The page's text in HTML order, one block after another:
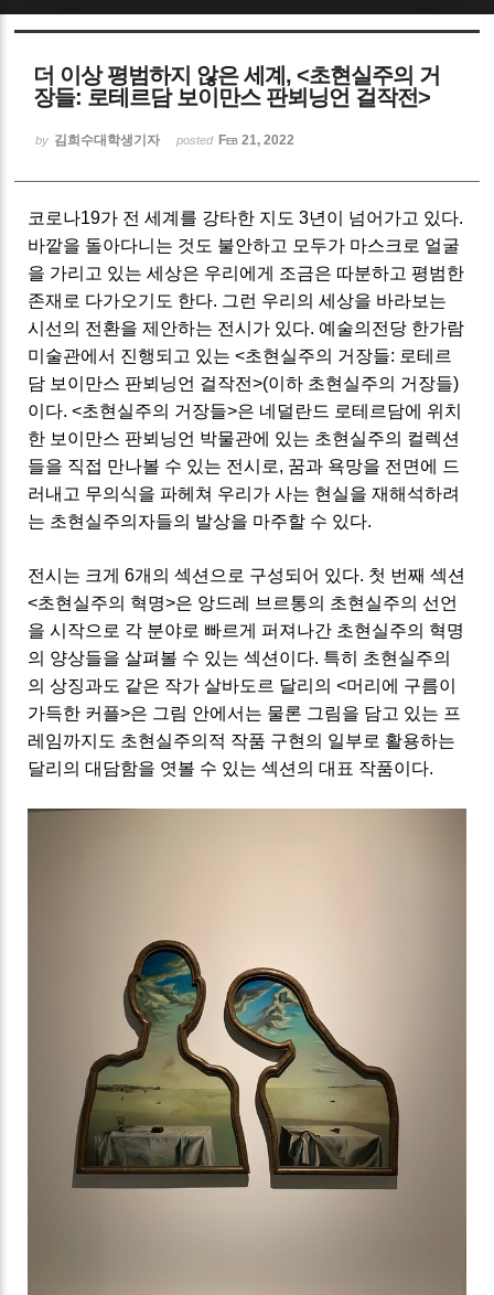
더 이상 평범하지 않은 세계, <초현실주의 거
장들: 로테르담 보이만스 판뵈닝언 걸작전>
by 김희수대학생기자 posted Feb 21, 2022
코로나19가 전 세계를 강타한 지도 3년이 넘어가고 있다.
바깥을 돌아다니는 것도 불안하고 모두가 마스크로 얼굴
을 가리고 있는 세상은 우리에게 조금은 따분하고 평범한
존재로 다가오기도 한다. 그런 우리의 세상을 바라보는
시선의 전환을 제안하는 전시가 있다. 예술의전당 한가람
미술관에서 진행되고 있는 <초현실주의 거장들: 로테르
담 보이만스 판뵈닝언 걸작전>(이하 초현실주의 거장들)
이다. <초현실주의 거장들>은 네덜란드 로테르담에 위치
한 보이만스 판뵈닝언 박물관에 있는 초현실주의 컬렉션
들을 직접 만나볼 수 있는 전시로, 꿈과 욕망을 전면에 드
러내고 무의식을 파헤쳐 우리가 사는 현실을 재해석하려
는 초현실주의자들의 발상을 마주할 수 있다.
전시는 크게 6개의 섹션으로 구성되어 있다. 첫 번째 섹션
<초현실주의 혁명>은 앙드레 브르통의 초현실주의 선언
을 시작으로 각 분야로 빠르게 퍼져나간 초현실주의 혁명
의 양상들을 살펴볼 수 있는 섹션이다. 특히 초현실주의
의 상징과도 같은 작가 살바도르 달리의 <머리에 구름이
가득한 커플>은 그림 안에서는 물론 그림을 담고 있는 프
레임까지도 초현실주의적 작품 구현의 일부로 활용하는
달리의 대담함을 엿볼 수 있는 섹션의 대표 작품이다.
Sketchbook5, 스케치북5
Sketchbook5, 스케치북5